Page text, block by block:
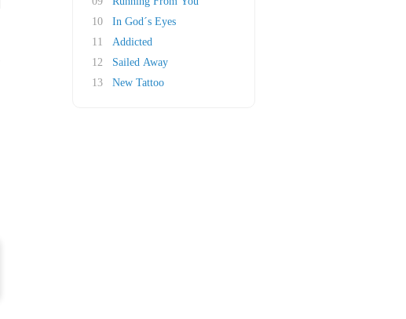
10
In God´s Eyes
11
Addicted
12
Sailed Away
13
New Tattoo